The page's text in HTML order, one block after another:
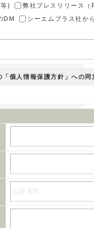
)
弊社プレスリリース
DM
シーエムプラス社か
「個人情報保護方針」への